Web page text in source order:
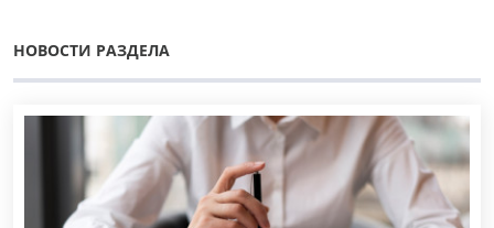
НОВОСТИ РАЗДЕЛА